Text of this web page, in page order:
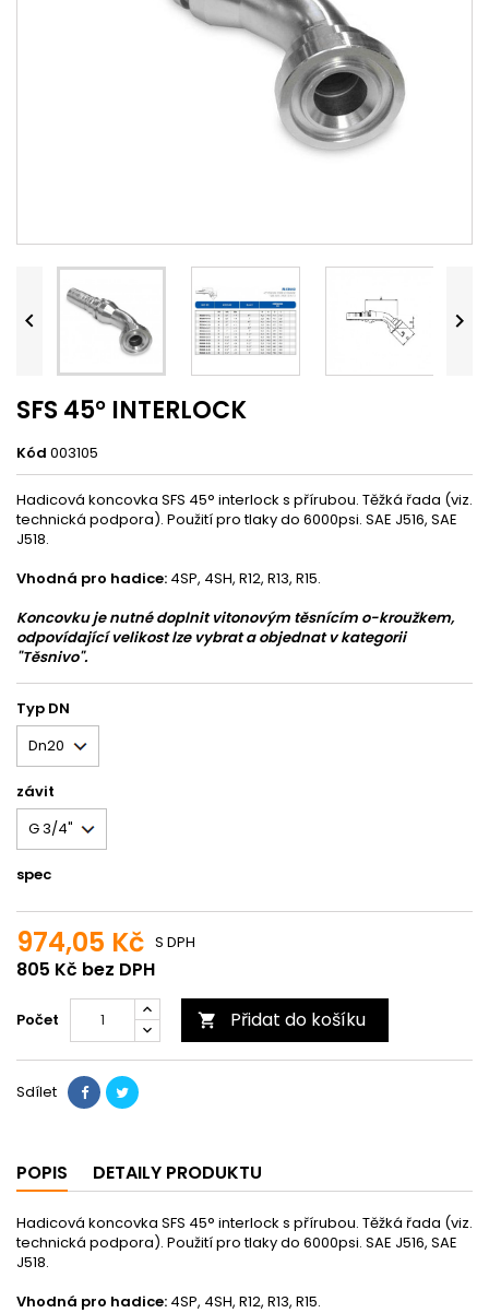
 
SFS 45° INTERLOCK
Kód 003105
Hadicová koncovka SFS 45° interlock s přírubou. Těžká řada (viz.
technická podpora). Použití pro tlaky do 6000psi. SAE J516, SAE
J518.
Vhodná pro hadice: 4SP, 4SH, R12, R13, R15.
Koncovku je nutné doplnit vitonovým těsnícím o-kroužkem,
odpovídající velikost lze vybrat a objednat v kategorii
"Těsnivo".
Typ DN
závit
spec
974,05 Kč
805 Kč bez DPH
S DPH
Počet  Přidat do košíku
Sdílet
POPIS DETAILY PRODUKTU
Hadicová koncovka SFS 45° interlock s přírubou. Těžká řada (viz.
technická podpora). Použití pro tlaky do 6000psi. SAE J516, SAE
J518.
Vhodná pro hadice: 4SP, 4SH, R12, R13, R15.